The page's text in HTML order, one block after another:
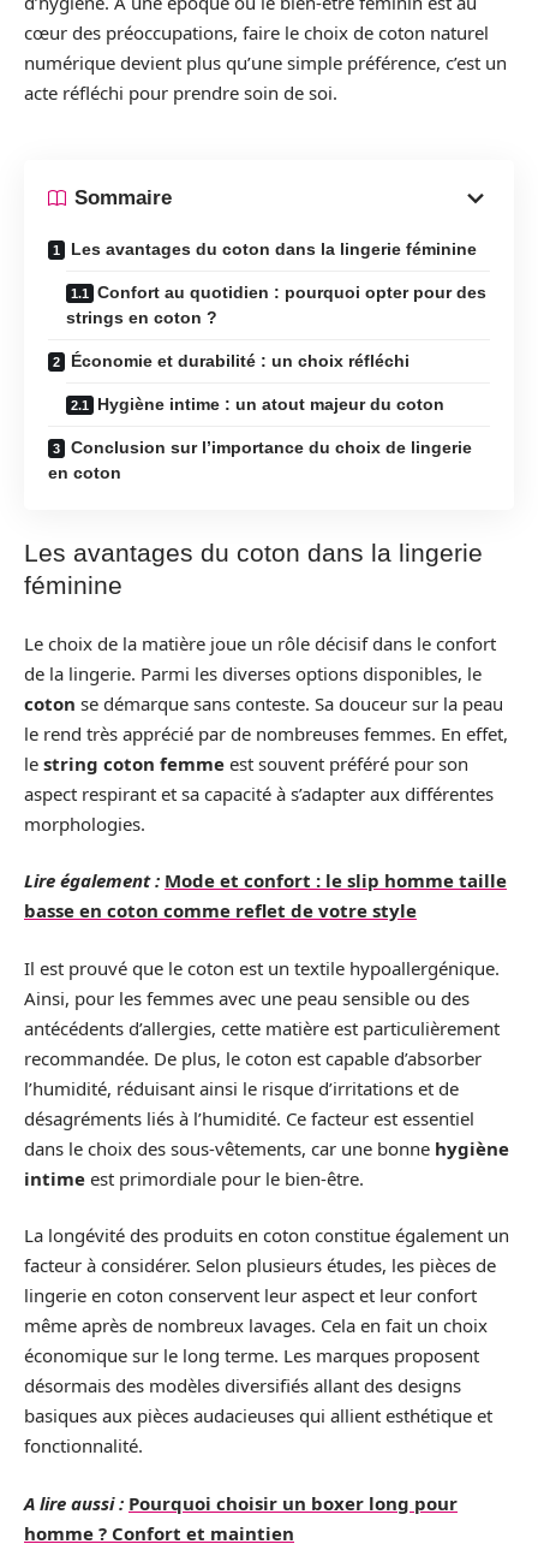
cœur des préoccupations, faire le choix de coton naturel
numérique devient plus qu’une simple préférence, c’est un
acte réfléchi pour prendre soin de soi.
Sommaire
Les avantages du coton dans la lingerie féminine
Confort au quotidien : pourquoi opter pour des
strings en coton ?
Économie et durabilité : un choix réfléchi
Hygiène intime : un atout majeur du coton
Conclusion sur l’importance du choix de lingerie
en coton
Les avantages du coton dans la lingerie
féminine
Le choix de la matière joue un rôle décisif dans le confort
de la lingerie. Parmi les diverses options disponibles, le
coton se démarque sans conteste. Sa douceur sur la peau
le rend très apprécié par de nombreuses femmes. En effet,
le string coton femme est souvent préféré pour son
aspect respirant et sa capacité à s’adapter aux différentes
morphologies.
Lire également : Mode et confort : le slip homme taille
basse en coton comme reflet de votre style
Il est prouvé que le coton est un textile hypoallergénique.
Ainsi, pour les femmes avec une peau sensible ou des
antécédents d’allergies, cette matière est particulièrement
recommandée. De plus, le coton est capable d’absorber
l’humidité, réduisant ainsi le risque d’irritations et de
désagréments liés à l’humidité. Ce facteur est essentiel
dans le choix des sous-vêtements, car une bonne hygiène
intime est primordiale pour le bien-être.
La longévité des produits en coton constitue également un
facteur à considérer. Selon plusieurs études, les pièces de
lingerie en coton conservent leur aspect et leur confort
même après de nombreux lavages. Cela en fait un choix
économique sur le long terme. Les marques proposent
désormais des modèles diversifiés allant des designs
basiques aux pièces audacieuses qui allient esthétique et
fonctionnalité.
A lire aussi : Pourquoi choisir un boxer long pour
homme ? Confort et maintien